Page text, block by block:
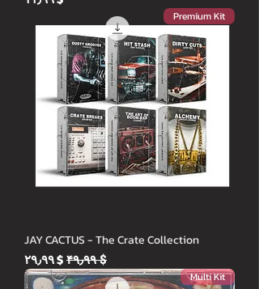
Premium Kit
JAY CACTUS - The Crate Collection
Regular Price
$ ۴۹٫۹۹ Sale Price
$ ۲۹٫۹۹
Multi Kit